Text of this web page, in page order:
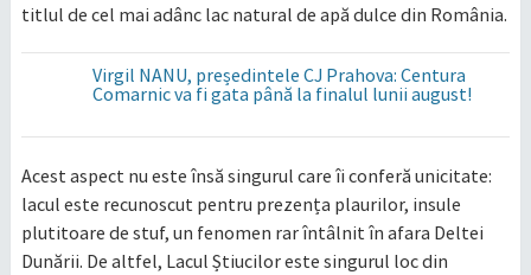
titlul de cel mai adânc lac natural de apă dulce din România.
Virgil NANU, președintele CJ Prahova: Centura
Comarnic va fi gata până la finalul lunii august!
Acest aspect nu este însă singurul care îi conferă unicitate:
lacul este recunoscut pentru prezența plaurilor, insule
plutitoare de stuf, un fenomen rar întâlnit în afara Deltei
Dunării. De altfel, Lacul Știucilor este singurul loc din